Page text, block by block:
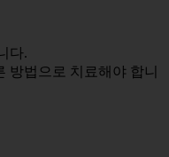
다.
방법으로 치료해야 합니